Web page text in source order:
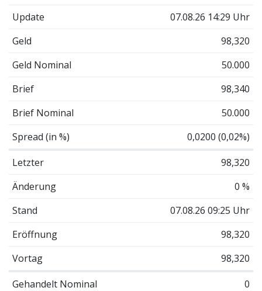
Update
07.08.26 14:29 Uhr
Geld
98,320
Geld Nominal
50.000
Brief
98,340
Brief Nominal
50.000
Spread (in %)
0,0200 (0,02%)
Letzter
98,320
Änderung
0 %
Stand
07.08.26 09:25 Uhr
Eröffnung
98,320
Vortag
98,320
Gehandelt Nominal
0